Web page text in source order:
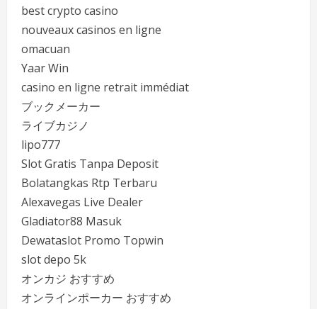
best crypto casino
nouveaux casinos en ligne
omacuan
Yaar Win
casino en ligne retrait immédiat
ブックメーカー
ライブカジノ
lipo777
Slot Gratis Tanpa Deposit
Bolatangkas Rtp Terbaru
Alexavegas Live Dealer
Gladiator88 Masuk
Dewataslot Promo Topwin
slot depo 5k
オンカジ おすすめ
オンラインポーカー おすすめ